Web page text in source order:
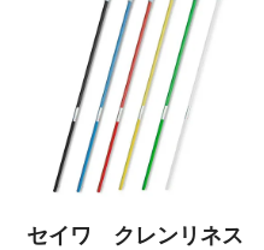
セイワ クレンリネス